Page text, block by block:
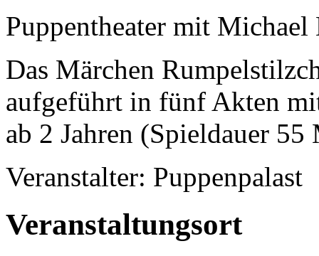
Puppentheater mit Michael
Das Märchen
aufgeführt in fünf Akten
ab 2 Jahren (Spieldauer
Veranstalter: Puppenpalast
Veranstaltungsort